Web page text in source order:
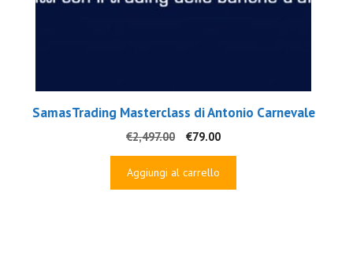
SamasTrading Masterclass di Antonio Carnevale
€2,497.00
Il
prezzo
originale
€79.00Il
prezzo
Aggiungi al carrello